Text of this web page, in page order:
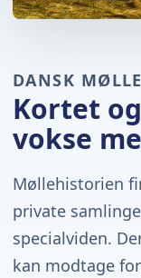
DANSK
Kortet
vokse
Møllehistorien
private
specialviden.
kan modtage